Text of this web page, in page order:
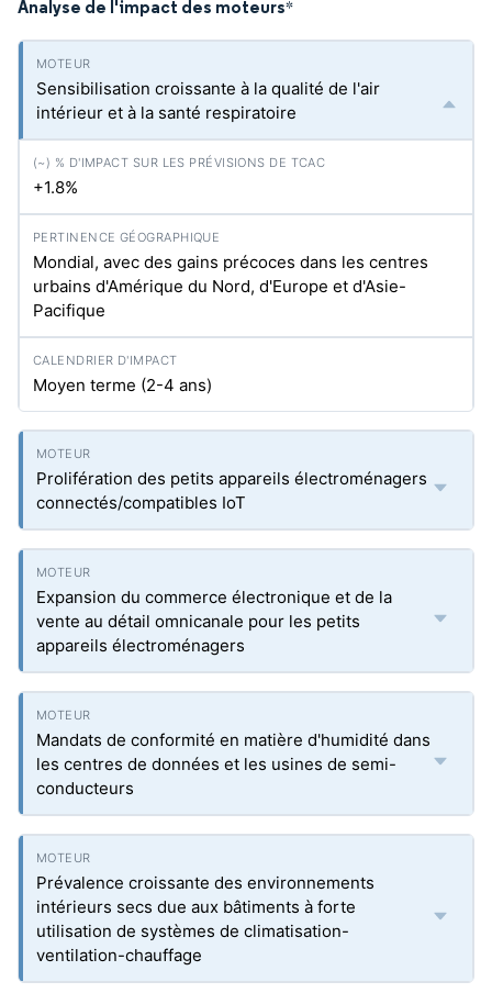
Analyse de l'impact des moteurs*
Sensibilisation croissante à la qualité de l'air
intérieur et à la santé respiratoire
+1.8%
Mondial, avec des gains précoces dans les centres
urbains d'Amérique du Nord, d'Europe et d'Asie-
Pacifique
Moyen terme (2-4 ans)
Prolifération des petits appareils électroménagers
connectés/compatibles IoT
Expansion du commerce électronique et de la
vente au détail omnicanale pour les petits
appareils électroménagers
Mandats de conformité en matière d'humidité dans
les centres de données et les usines de semi-
conducteurs
Prévalence croissante des environnements
intérieurs secs due aux bâtiments à forte
utilisation de systèmes de climatisation-
ventilation-chauffage